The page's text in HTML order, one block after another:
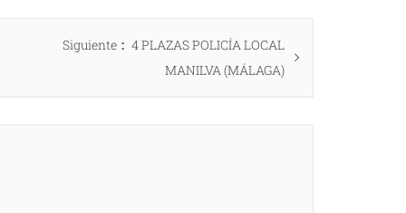
Siguiente
Entrada
siguiente:
4 PLAZAS POLICÍA LOCAL
MANILVA (MÁLAGA)